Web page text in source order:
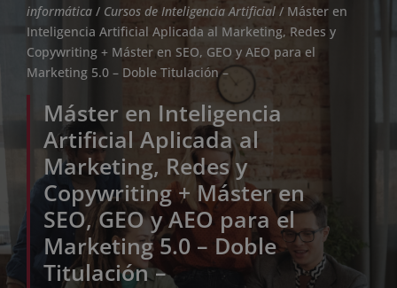
informática / Cursos de Inteligencia Artificial / Máster en
Inteligencia Artificial Aplicada al Marketing, Redes y
Copywriting + Máster en SEO, GEO y AEO para el
Marketing 5.0 – Doble Titulación –
Máster en Inteligencia
Artificial Aplicada al
Marketing, Redes y
Copywriting + Máster en
SEO, GEO y AEO para el
Marketing 5.0 – Doble
Titulación –